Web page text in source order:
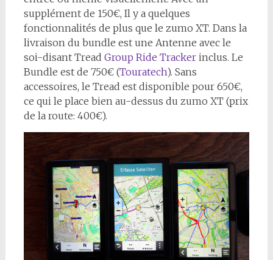
supplément de 150€, Il y a quelques
fonctionnalités de plus que le zumo XT. Dans la
livraison du bundle est une Antenne avec le
soi-disant Tread Group Ride Trackerinclus. Le
Bundle est de 750€ (Touratech). Sans
accessoires, le Tread est disponible pour 650€,
ce qui le place bien au-dessus du zumo XT (prix
de la route: 400€).